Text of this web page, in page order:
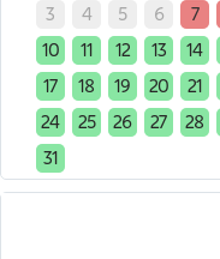
3
4 5 6 7
10
11 12 13 14
17
18 19 20 21
24
25 26 27 28
31